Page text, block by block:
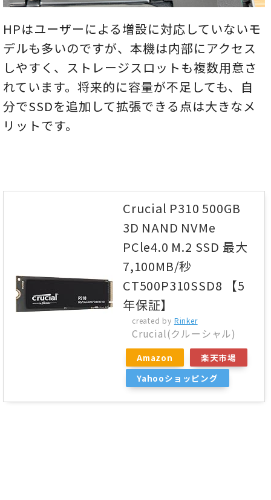
HPはユーザーによる増設に対応していないモ
デルも多いのですが、本機は内部にアクセス
しやすく、ストレージスロットも複数用意さ
れています。将来的に容量が不足しても、自
分でSSDを追加して拡張できる点は大きなメ
リットです。
Crucial P310 500GB
3D NAND NVMe
PCle4.0 M.2 SSD 最大
7,100MB/秒
CT500P310SSD8 【5
年保証】
created by Rinker
Crucial(クルーシャル)
Amazon
楽天市場
Yahooショッピング